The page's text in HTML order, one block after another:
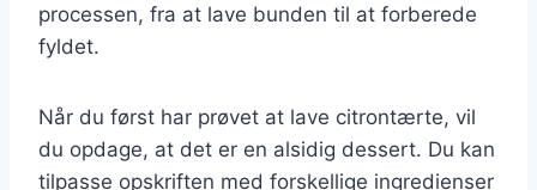
processen, fra at lave bunden til at forberede
fyldet.
Når du først har prøvet at lave citrontærte, vil
du opdage, at det er en alsidig dessert. Du kan
tilpasse opskriften med forskellige ingredienser